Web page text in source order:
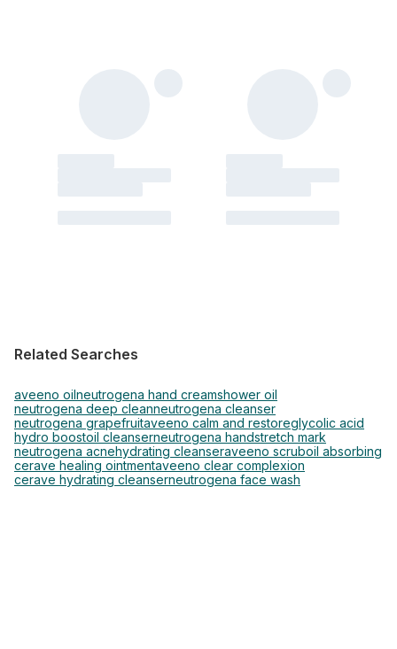
Related Searches
aveeno oil neutrogena hand creamshower oil
neutrogena deep cleanneutrogena cleanser
neutrogena grapefruitaveeno calm and restoreglycolic acid
hydro boostoil cleanserneutrogena handstretch mark
neutrogena acnehydrating cleanseraveeno scruboil absorbing
cerave healing ointmentaveeno clear complexion
cerave hydrating cleanserneutrogena face wash